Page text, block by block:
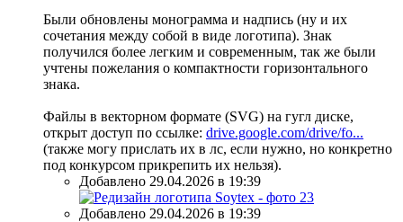
Были обновлены монограмма и надпись (ну и их
сочетания между собой в виде логотипа). Знак
получился более легким и современным, так же были
учтены пожелания о компактности горизонтального
знака.
Файлы в векторном формате (SVG) на гугл диске,
открыт доступ по ссылке: drive.google.com/drive/fo...
(также могу прислать их в лс, если нужно, но конкретно
под конкурсом прикрепить их нельзя).
Добавлено 29.04.2026 в 19:39
Добавлено 29.04.2026 в 19:39